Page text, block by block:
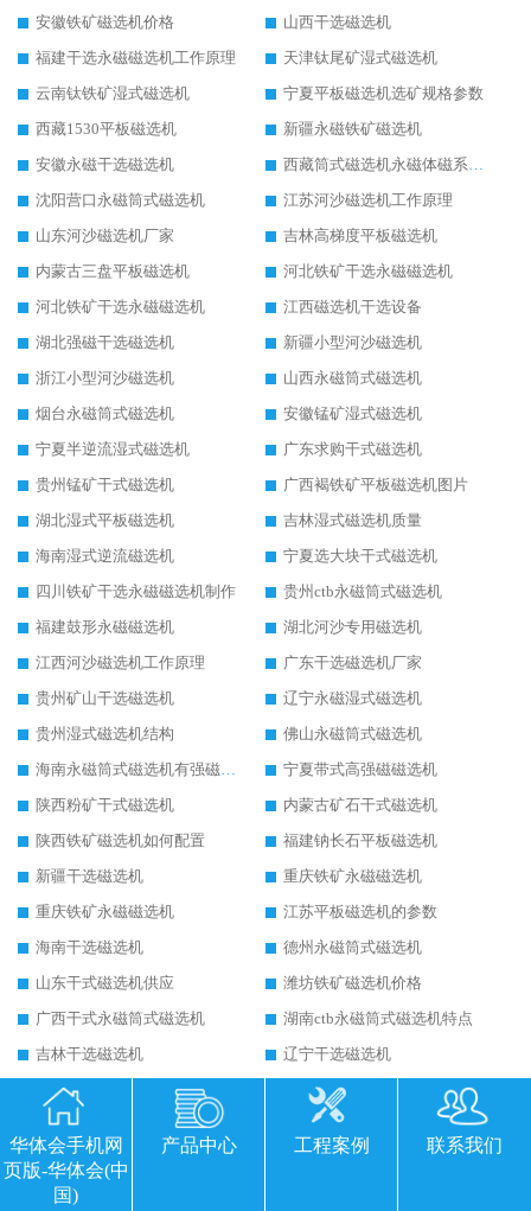
安徽铁矿磁选机价格
山西干选磁选机
福建干选永磁磁选机工作原理
天津钛尾矿湿式磁选机
云南钛铁矿湿式磁选机
宁夏平板磁选机选矿规格参数
西藏1530平板磁选机
新疆永磁铁矿磁选机
安徽永磁干选磁选机
西藏筒式磁选机永磁体磁系设计
沈阳营口永磁筒式磁选机
江苏河沙磁选机工作原理
山东河沙磁选机厂家
吉林高梯度平板磁选机
内蒙古三盘平板磁选机
河北铁矿干选永磁磁选机
河北铁矿干选永磁磁选机
江西磁选机干选设备
湖北强磁干选磁选机
新疆小型河沙磁选机
浙江小型河沙磁选机
山西永磁筒式磁选机
烟台永磁筒式磁选机
安徽锰矿湿式磁选机
宁夏半逆流湿式磁选机
广东求购干式磁选机
贵州锰矿干式磁选机
广西褐铁矿平板磁选机图片
湖北湿式平板磁选机
吉林湿式磁选机质量
海南湿式逆流磁选机
宁夏选大块干式磁选机
四川铁矿干选永磁磁选机制作
贵州ctb永磁筒式磁选机
福建鼓形永磁磁选机
湖北河沙专用磁选机
江西河沙磁选机工作原理
广东干选磁选机厂家
贵州矿山干选磁选机
辽宁永磁湿式磁选机
贵州湿式磁选机结构
佛山永磁筒式磁选机
海南永磁筒式磁选机有强磁的吗
宁夏带式高强磁磁选机
陕西粉矿干式磁选机
内蒙古矿石干式磁选机
陕西铁矿磁选机如何配置
福建钠长石平板磁选机
新疆干选磁选机
重庆铁矿永磁磁选机
重庆铁矿永磁磁选机
江苏平板磁选机的参数
海南干选磁选机
德州永磁筒式磁选机
山东干式磁选机供应
潍坊铁矿磁选机价格
广西干式永磁筒式磁选机
湖南ctb永磁筒式磁选机特点
吉林干选磁选机
辽宁干选磁选机
新疆干式永磁磁选机
四川铁矿磁选机如何配置
新疆干式磁选机
福建平板磁选机适用场合
湖南干式强磁磁选机
黑龙江干式磁选机厂家
华体会手机网
页版-华体会(中
国)
产品中心 工程案例 联系我们